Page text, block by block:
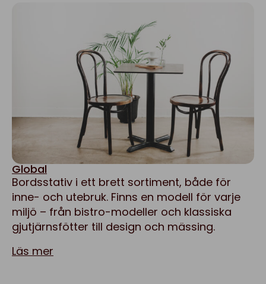
Global
Bordsstativ i ett brett sortiment, både för
inne- och utebruk. Finns en modell för varje
miljö – från bistro-modeller och klassiska
gjutjärnsfötter till design och mässing.
Läs mer